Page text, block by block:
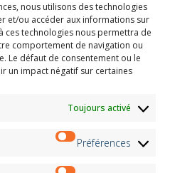
nous utilisons des technologies
et/ou accéder aux informations sur
ces technologies nous permettra de
comportement de navigation ou
Le défaut de consentement ou le
un impact négatif sur certaines
Toujours activé
Préférences